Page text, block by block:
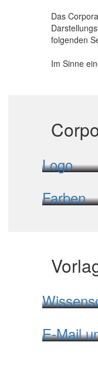
Das
folgenden
Im Sinne
Logo
Farben
E-Mail